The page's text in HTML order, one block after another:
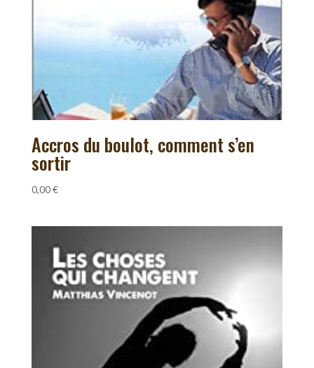
Accros du boulot, comment s’en
sortir
0,00€